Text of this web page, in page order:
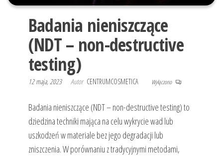
Badania nieniszczące
(NDT – non-destructive
testing)
12 maja, 2023 Autor CENTRUMCOSMETICA Wyłączono
Badania nieniszczące (NDT – non-destructive testing) to
dziedzina techniki mająca na celu wykrycie wad lub
uszkodzeń w materiale bez jego degradacji lub
zniszczenia. W porównaniu z tradycyjnymi metodami,